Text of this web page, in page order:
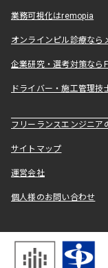
業務可視化はremopia
オンラインピル診療なら
企業研究・選考対策なら
ドライバー・施工管理
フリーランスエンジニア
サイトマップ
運営会社
個人様のお問い合わせ